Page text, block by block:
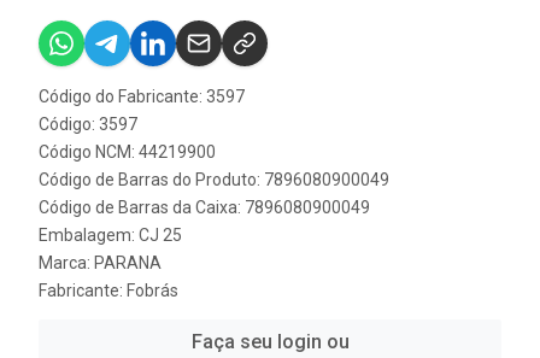
Código do Fabricante: 3597
Código: 3597
Código NCM: 44219900
Código de Barras do Produto: 7896080900049
Código de Barras da Caixa: 7896080900049
Embalagem: CJ 25
Marca: PARANA
Fabricante: Fobrás
Faça seu login ou